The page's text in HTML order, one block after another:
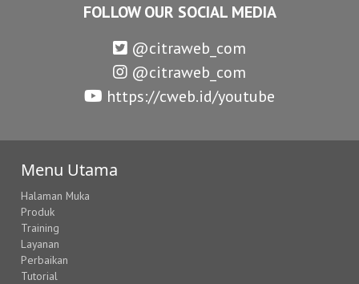
FOLLOW OUR SOCIAL MEDIA
@citraweb_com
@citraweb_com
https://cweb.id/youtube
Menu Utama
Halaman Muka
Produk
Training
Layanan
Perbaikan
Tutorial